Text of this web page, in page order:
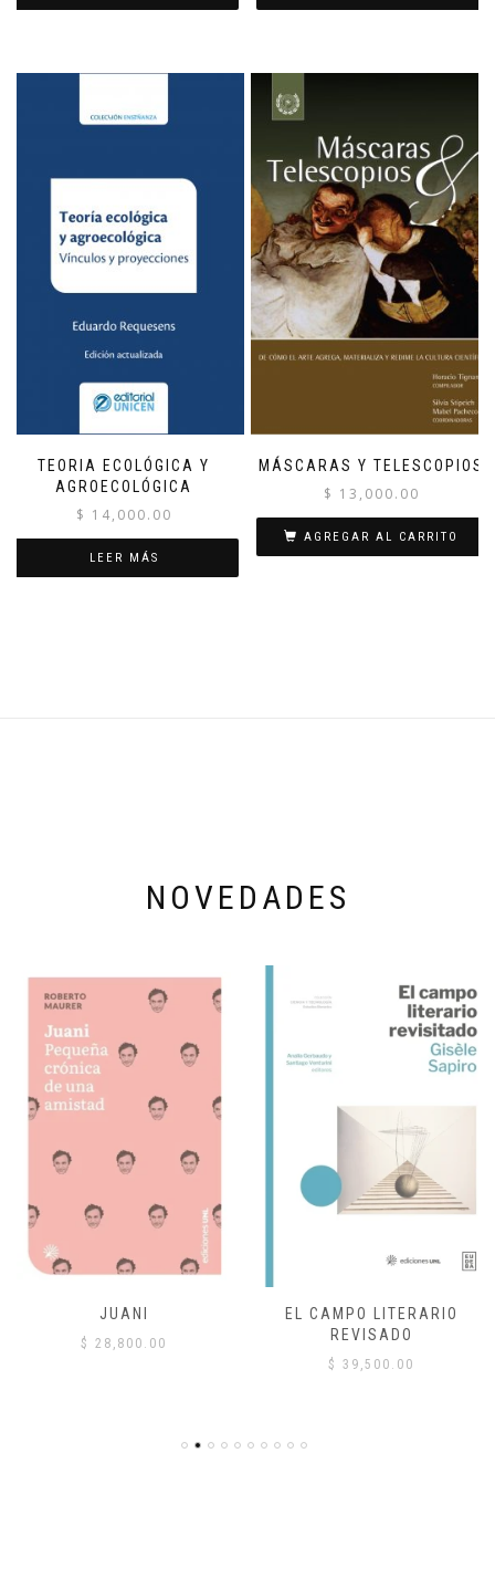
TEORIA ECOLÓGICA Y
AGROECOLÓGICA
$ 14,000.00
LEER MÁS
MÁSCARAS Y TELESCOPIOS
$ 13,000.00
AGREGAR AL CARRITO
NOVEDADES
JUANI
$ 28,800.00
EL CAMPO LITERARIO
REVISADO
$ 39,500.00